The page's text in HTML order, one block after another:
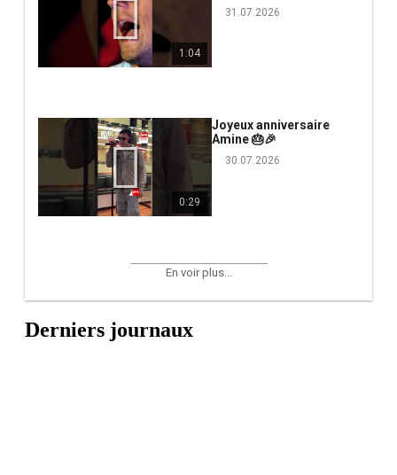
1:04
31.07.2026
0:29
Joyeux anniversaire
Amine 🎂🎉
30.07.2026
En voir plus...
Derniers journaux